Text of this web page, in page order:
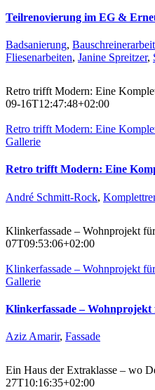
Teilrenovierung im EG &
Badsanierung,
Fliesenarbeiten, Janine Spreitzer,
Retro trifft Modern: Eine
09-16T12:47:48+02:00
Retro trifft Modern: Eine
Gallerie
Retro trifft Modern: Eine
André Schmitt-Rock,
Klinkerfassade – Wohnprojekt
07T09:53:06+02:00
Klinkerfassade – Wohnprojekt
Gallerie
Klinkerfassade –
Aziz Amarir, Fassade
Ein Haus der Extraklasse – wo
27T10:16:35+02:00